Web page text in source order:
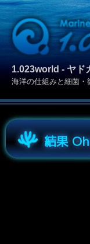
1.023world - ヤド
海洋の仕組みと細菌・
結果